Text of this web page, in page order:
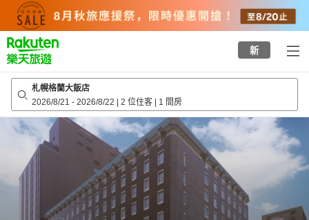
top
page
新
札幌格蘭大飯店
2026/8/21 - 2026/8/22 | 2 位住客 | 1 間房